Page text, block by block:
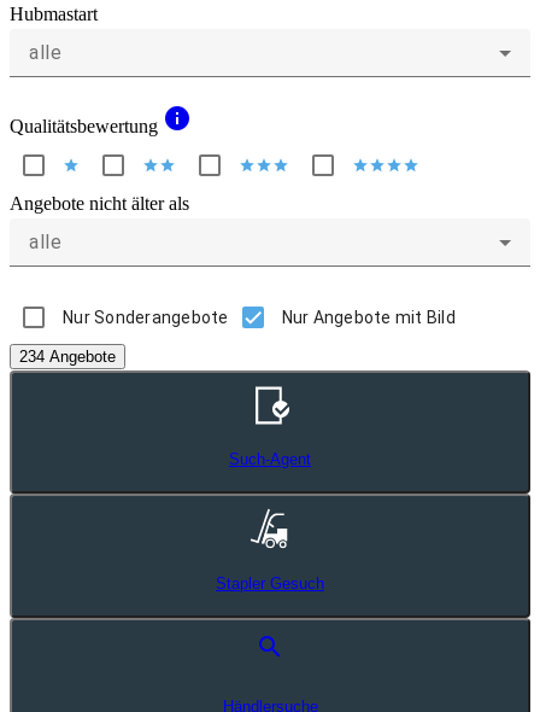
Hubmastart
alle
Qualitätsbewertung info
star starstar starstarstar starstarstarstar
Angebote nicht älter als
alle
Nur Sonderangebote Nur Angebote mit Bild
234 Angebote
Such-Agent
Stapler Gesuch
search
Händlersuche